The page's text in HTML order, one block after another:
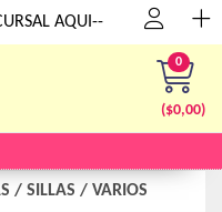
AQUI--
0
($0,00)
/ SILLAS / VARIOS